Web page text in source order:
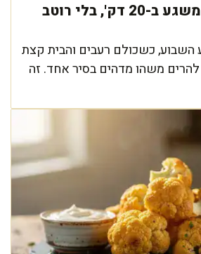
מוקפץ צמחוני משגע ב-20 דק', בלי רוטב
השבוע, כשכולם רעבים והבית קצת
להרים משהו מדהים בסיר אחד. זה